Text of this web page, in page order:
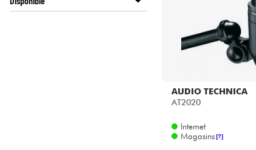
AUDIO TECHNICA
AT2020
Internet
Magasins[?]